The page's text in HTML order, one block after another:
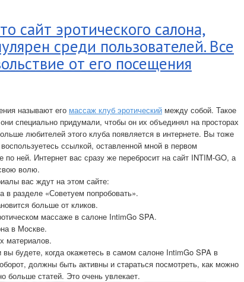
сайт эротического салона,
среди пользователей. Все
от его посещения
называют его массаж клуб эротический между собой. Такое
специально придумали, чтобы он их объединял на просторах
любителей этого клуба появляется в интернете. Вы тоже
ссылкой, оставленной мной в первом
по ней. Интернет вас сразу же перебросит на сайт INTIM-GO, а
волю.
вас ждут на этом сайте:
в разделе «Советуем попробовать».
больше от кликов.
массаже в салоне IntimGo SPA.
в Москве.
материалов.
будете, когда окажетесь в самом салоне IntimGo SPA в
должны быть активны и стараться посмотреть, как можно
больше статей. Это очень увлекает.